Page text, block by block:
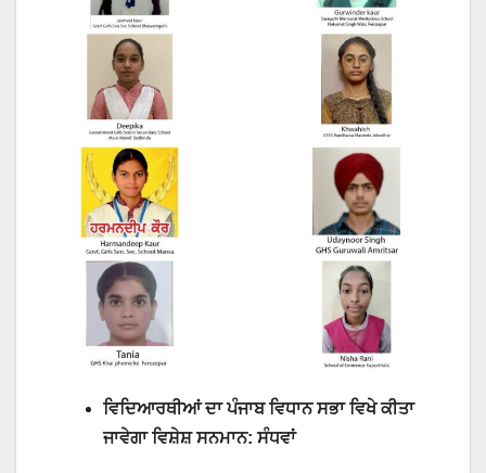
ਵਿਦਿਆਰਥੀਆਂ ਦਾ ਪੰਜਾਬ ਵਿਧਾਨ ਸਭਾ ਵਿਖੇ ਕੀਤਾ
ਜਾਵੇਗਾ ਵਿਸ਼ੇਸ਼ ਸਨਮਾਨ: ਸੰਧਵਾਂ